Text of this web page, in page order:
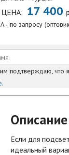
ЦЕНА: 17 400
по запросу
подтверждаю, что я
Описание
Если для
идеальный